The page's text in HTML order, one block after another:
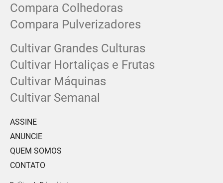
Compara Colhedoras
Compara Pulverizadores
Cultivar Grandes Culturas
Cultivar Hortaliças e Frutas
Cultivar Máquinas
Cultivar Semanal
ASSINE
ANUNCIE
QUEM SOMOS
CONTATO